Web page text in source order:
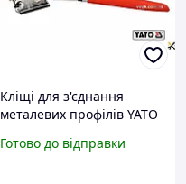
Кліщі для з'єднання
металевих профілів YATO
товщина до 0.8 мм 275 мм
Готово до відправки